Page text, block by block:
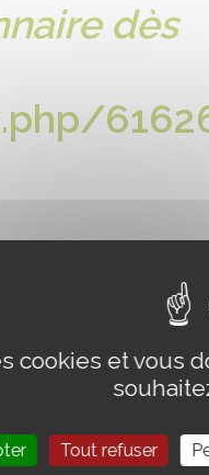
dès
cookies et vous
Tout refuser